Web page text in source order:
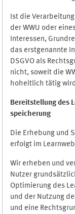
Ist die
der WWU oder
Interessen,
das erstgenannte
DSGVO als
nicht, soweit die
hoheitlich tätig
Bereitstellung des
speicherung
Die Erhebung und
erfolgt im
Wir erheben und
Nutzer
Optimierung des
und der Nutzung
und eine